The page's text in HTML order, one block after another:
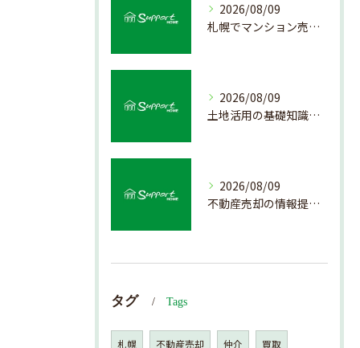
2026/08/09
札幌でマンション売却を成功させる査定と準備方法
2026/08/09
土地活用の基礎知識と売却前のポイント
2026/08/09
不動産売却の情報提供を通じて北海道札幌市で後悔しない売却を実現するためのポイント
タグ Tags
札幌 不動産売却 仲介 買取